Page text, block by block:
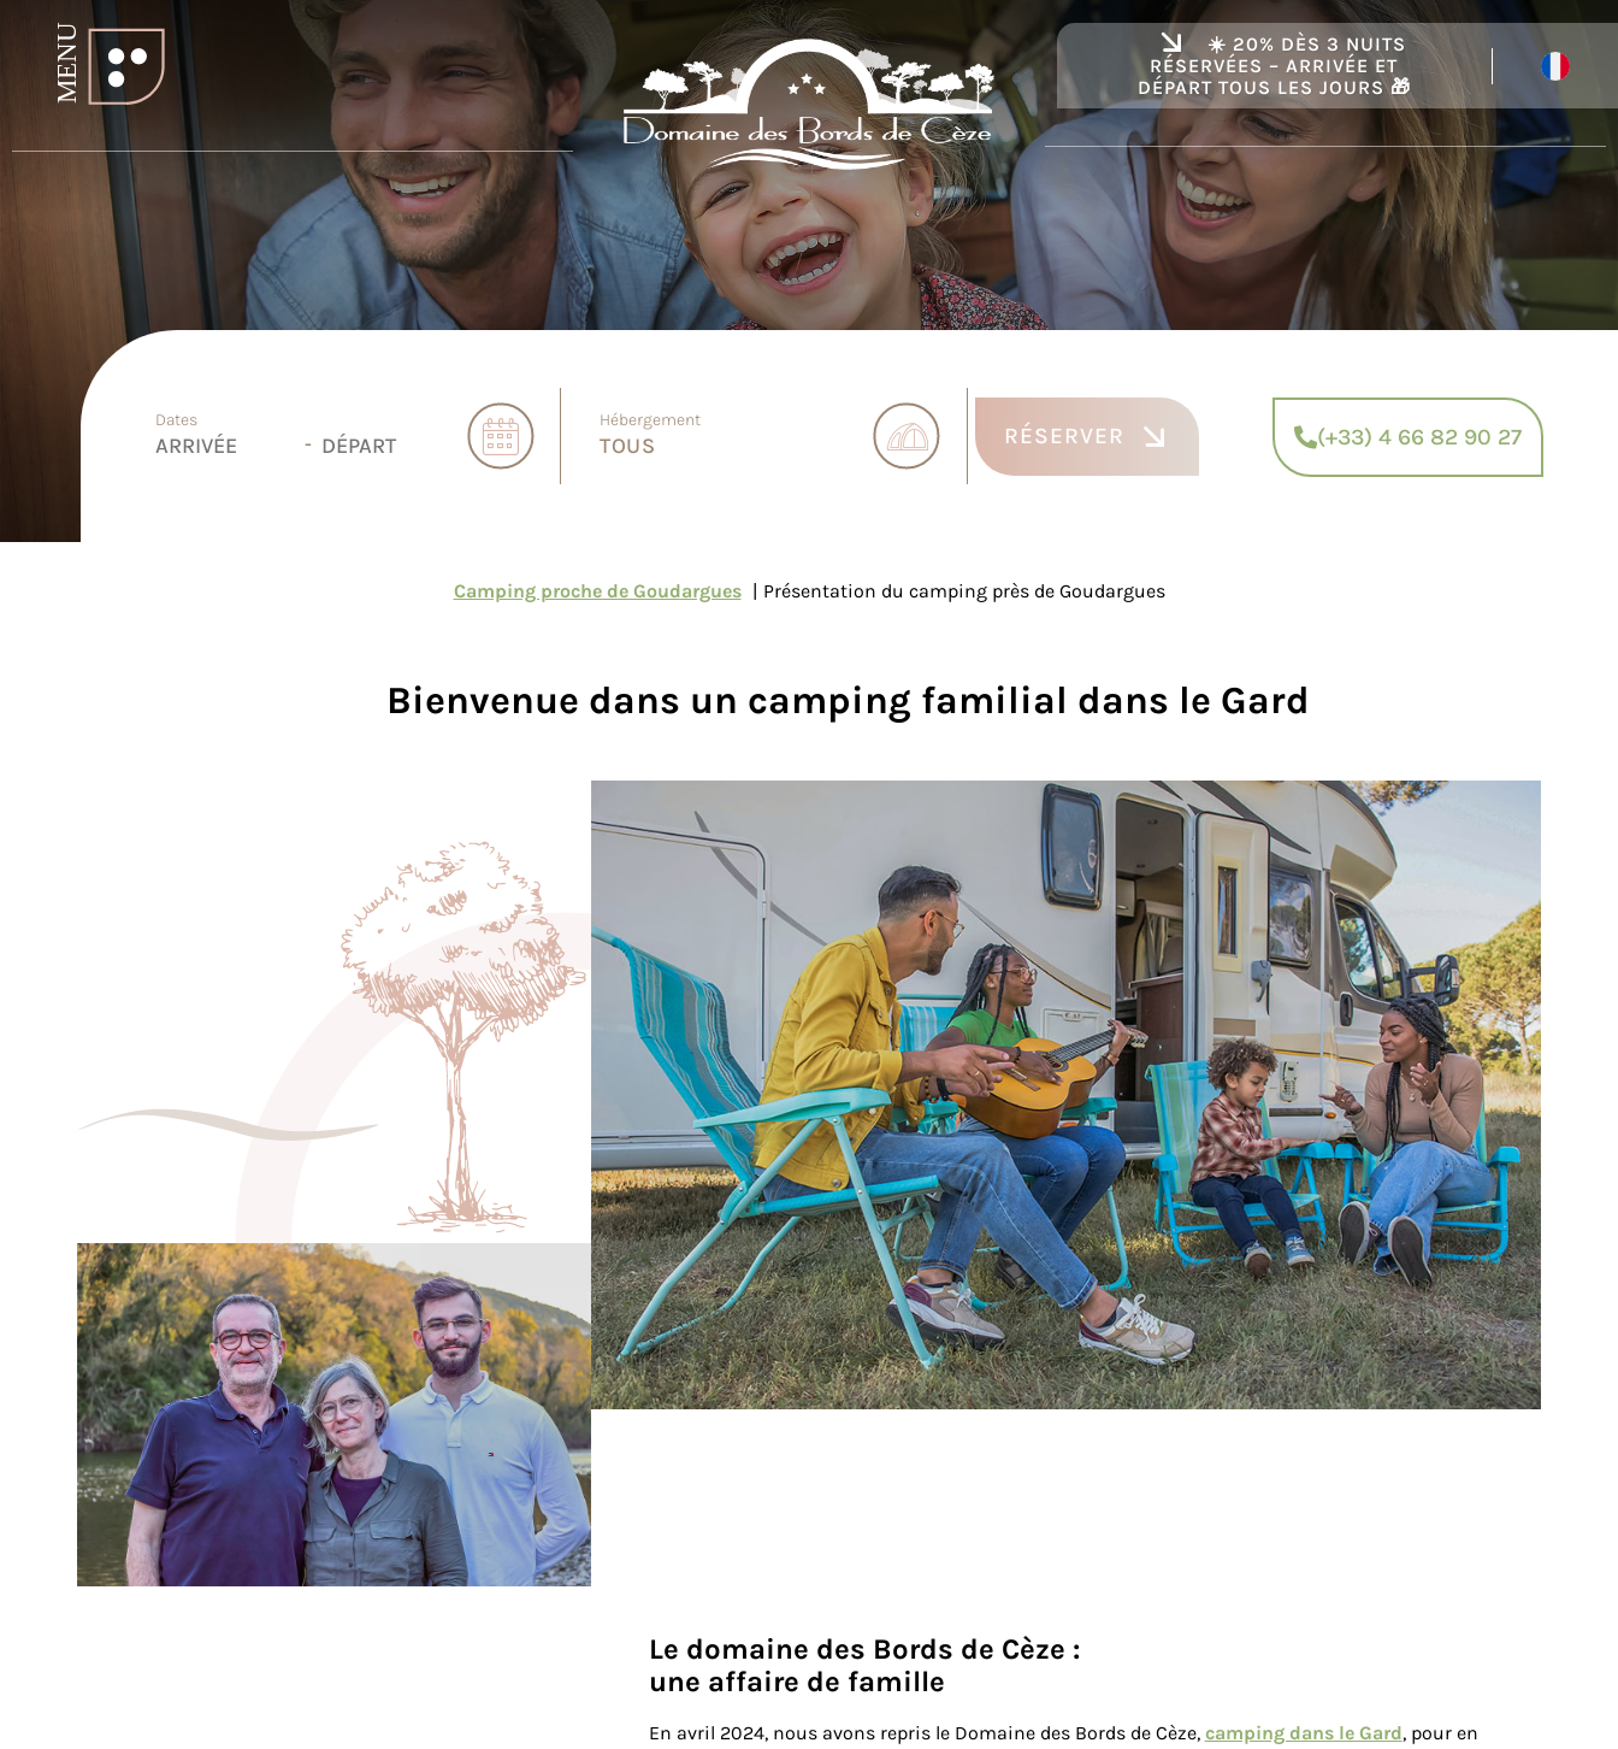
☀️ 20% DÈS 3 NUITS
RÉSERVÉES – ARRIVÉE ET
DÉPART TOUS LES JOURS 🎁
Dates
-
Hébergement
RÉSERVER (+33) 4 66 82 90 27
Camping proche de Goudargues Présentation du camping près de Goudargues
Bienvenue dans un camping familial dans le Gard
Le domaine des Bords de Cèze :
une affaire de famille
En avril 2024, nous avons repris le Domaine des Bords de Cèze, camping dans le Gard, pour en